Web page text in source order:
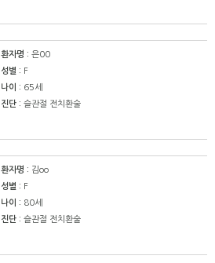
환자명 : 은00
성별 : F
나이 : 65세
진단 : 슬관절 전치환술
환자명 : 김oo
성별 : F
나이 : 80세
진단 : 슬관절 전치환술